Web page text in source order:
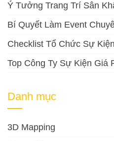
Ý Tưởng Trang Trí Sân
Bí Quyết Làm Event
Checklist Tổ Chức Sự
Top Công Ty Sự Kiện Giá
Danh mục
3D Mapping